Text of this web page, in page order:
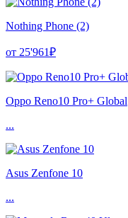
Nothing Phone (2)
от 25'961₽
Oppo Reno10 Pro+ Global
...
Asus Zenfone 10
...